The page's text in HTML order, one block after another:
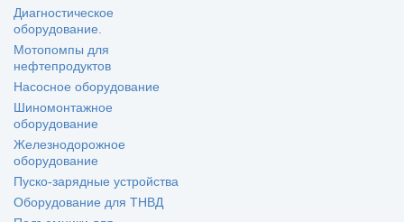
Диагностическое
оборудование.
Мотопомпы для
нефтепродуктов
Насосное оборудование
Шиномонтажное
оборудование
Железнодорожное
оборудование
Пуско-зарядные устройства
Оборудование для ТНВД